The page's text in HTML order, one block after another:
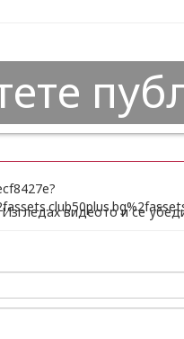
Изгледах видеото и се